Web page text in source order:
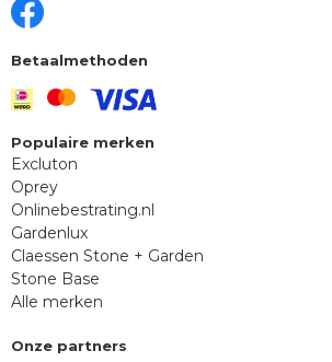
Betaalmethoden
Populaire merken
Excluton
Oprey
Onlinebestrating.nl
Gardenlux
Claessen Stone + Garden
Stone Base
Alle merken
Onze partners